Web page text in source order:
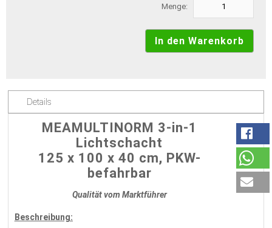
Menge:
Details
MEAMULTINORM 3-in-1
Lichtschacht
125 x 100 x 40 cm, PKW-
befahrbar
Qualität vom Marktführer
Beschreibung: